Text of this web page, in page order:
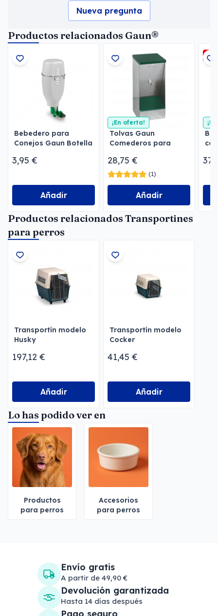
Nueva pregunta
Productos relacionados Gaun®
Bebedero para
Conejos Gaun Botella
3,95 €
Añadir
¡En oferta!
Tolvas Gaun
Comederos para
28,75 €
(1)
Añadir
-
Productos relacionados Transportines
para perros
Transportín modelo
Husky
197,12 €
Añadir
Transportín modelo
Cocker
41,45 €
Añadir
Lo has podido ver en
Productos
para perros
Accesorios
para perros
Envío gratis
A partir de 49,90 €
Devolución garantizada
Hasta 14 días después